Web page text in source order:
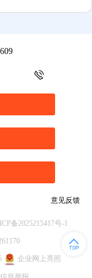
意见反馈
备2025215417号-1
企业网上亮照